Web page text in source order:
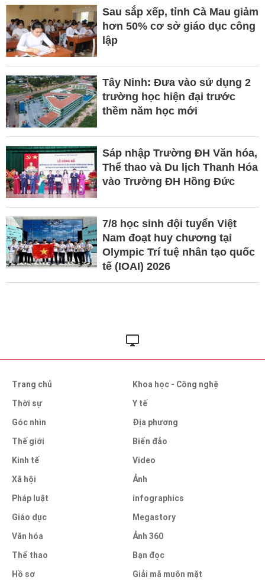
Sau sắp xếp, tỉnh Cà Mau giảm
hơn 50% cơ sở giáo dục công
lập
Tây Ninh: Đưa vào sử dụng 2
trường học hiện đại trước
thềm năm học mới
Sáp nhập Trường ĐH Văn hóa,
Thể thao và Du lịch Thanh Hóa
vào Trường ĐH Hồng Đức
7/8 học sinh đội tuyển Việt
Nam đoạt huy chương tại
Olympic Trí tuệ nhân tạo quốc
tế (IOAI) 2026
Trang chủ
Thời sự
Góc nhìn
Thế giới
Kinh tế
Xã hội
Pháp luật
Giáo dục
Văn hóa
Thể thao
Hồ sơ
Khoa học - Công nghệ
Y tế
Địa phương
Biển đảo
Video
Ảnh
infographics
Megastory
Ảnh 360
Bạn đọc
Giải mã muôn mặt